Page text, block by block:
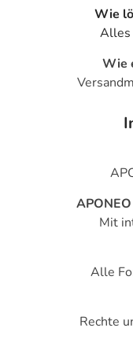
Atemnot führen.
Überempfindlichkeit
der weiteren
Elacur® M hot
hervorrufen. Das
örtlich begrenzte
auslösen. Das im
Butylhydroxytoluol
Hautreizungen (z.
Augen und der
Elacur®M hot
Erwachsenen und
Wie
Alles
Wie
Mit
Alle
Rechte